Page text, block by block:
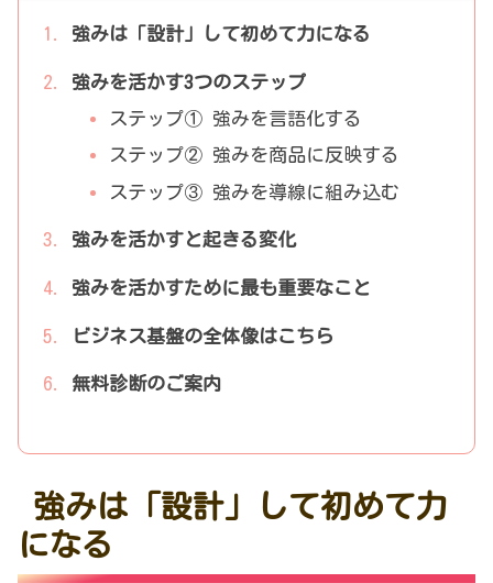
強みは「設計」して初めて力になる
強みを活かす3つのステップ
ステップ① 強みを言語化する
ステップ② 強みを商品に反映する
ステップ③ 強みを導線に組み込む
強みを活かすと起きる変化
強みを活かすために最も重要なこと
ビジネス基盤の全体像はこちら
無料診断のご案内
強みは「設計」して初めて力
になる